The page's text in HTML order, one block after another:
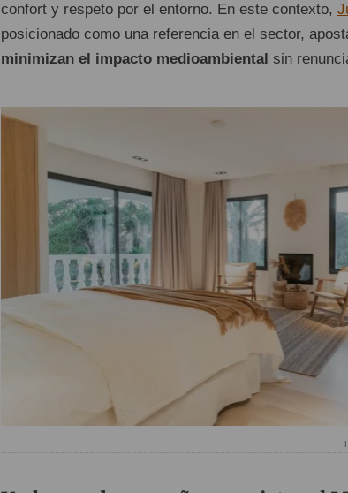
confort y respeto por el entorno. En este contexto,
posicionado como una referencia en el sector,
minimizan el impacto medioambiental sin